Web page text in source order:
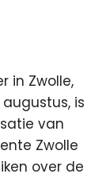
in Zwolle,
is
van
Zwolle
over de